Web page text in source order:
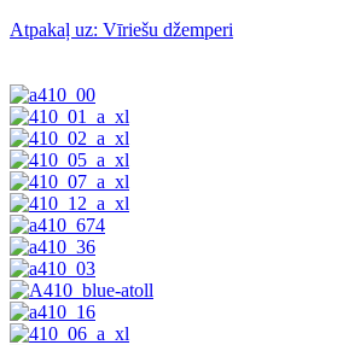
Atpakaļ uz: Vīriešu džemperi